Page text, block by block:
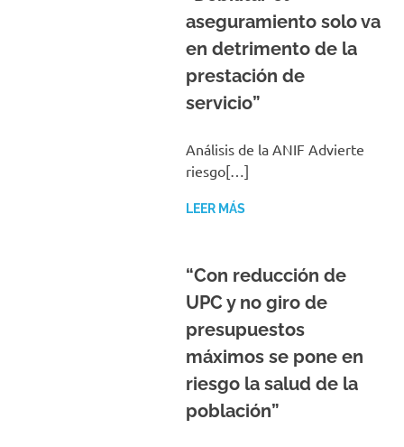
aseguramiento solo va
en detrimento de la
prestación de
servicio”
Análisis de la ANIF Advierte
riesgo[…]
LEER MÁS
“Con reducción de
UPC y no giro de
presupuestos
máximos se pone en
riesgo la salud de la
población”